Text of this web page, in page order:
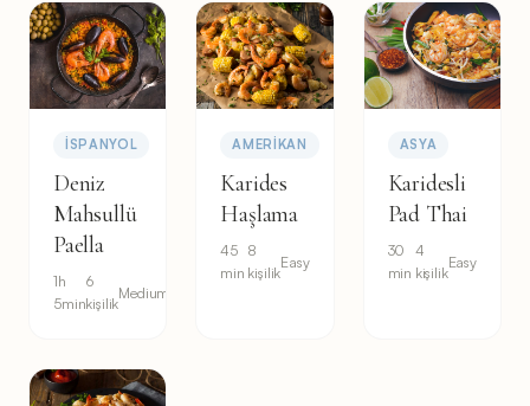
İSPANYOL
Deniz
Mahsullü
Paella
1h
5min
6
kişilik
Medium
AMERIKAN
Karides
Haşlama
45
min
8
kişilik
Easy
ASYA
Karidesli
Pad Thai
30
min
4
kişilik
Easy